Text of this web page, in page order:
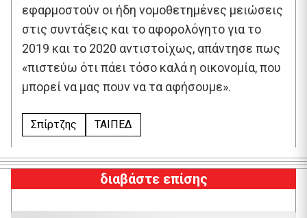
εφαρμοστούν οι ήδη νομοθετημένες μειώσεις
στις συντάξεις και το αφορολόγητο για το
2019 και το 2020 αντιστοίχως, απάντησε πως
«πιστεύω ότι πάει τόσο καλά η οικονομία, που
μπορεί να μας πουν να τα αφήσουμε».
Σπίρτζης ΤΑΙΠΕΔ
διαβάστε επίσης